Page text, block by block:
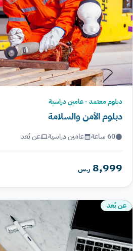
دبلوم معتمد · عامين دراسية
دبلوم الأمن والسلامة
60 ساعة عامين دراسية عن بُعد
8,999 ر.س
عن بُعد